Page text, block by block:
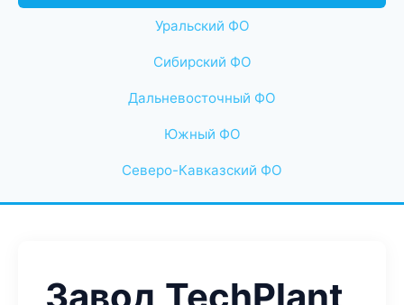
Уральский ФО
Сибирский ФО
Дальневосточный ФО
Южный ФО
Северо-Кавказский ФО